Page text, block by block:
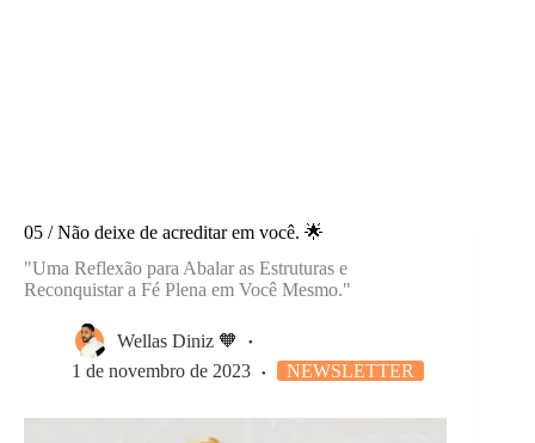
05 / Não deixe de acreditar em você. 🌟
"Uma Reflexão para Abalar as Estruturas e
Reconquistar a Fé Plena em Você Mesmo."
Wellas Diniz 🧡
1 de novembro de 2023
NEWSLETTER